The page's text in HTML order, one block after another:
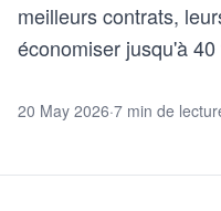
meilleurs contrats,
économiser jusqu'à
20 May 2026·7 min de